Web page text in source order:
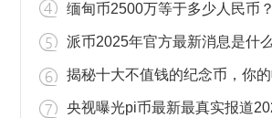
缅甸币2500万等于多少人民币？